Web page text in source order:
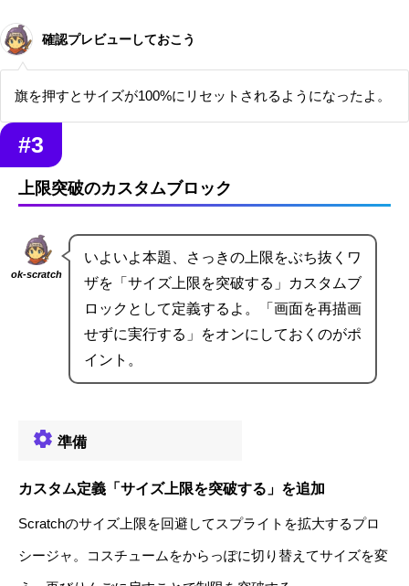
確認プレビューしておこう
旗を押すとサイズが100%にリセットされるようになったよ。
#3
上限突破のカスタムブロック
ok-scratch
いよいよ本題、さっきの上限をぶち抜くワ
ザを「サイズ上限を突破する」カスタムブ
ロックとして定義するよ。「画面を再描画
せずに実行する」をオンにしておくのがポ
イント。
準備
カスタム定義「サイズ上限を突破する」を追加
Scratchのサイズ上限を回避してスプライトを拡大するプロ
シージャ。コスチュームをからっぽに切り替えてサイズを変